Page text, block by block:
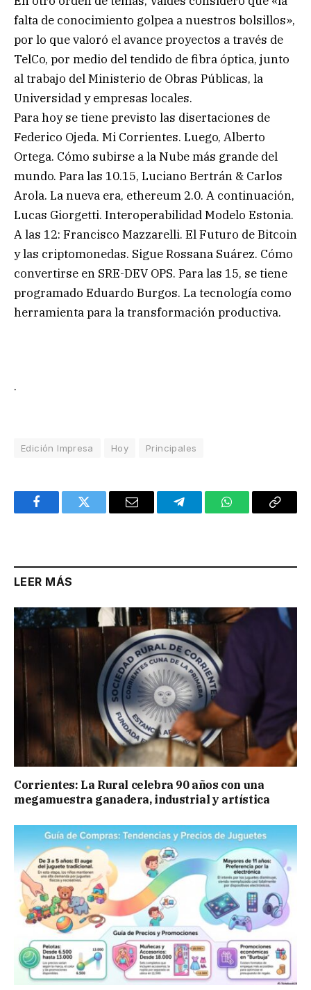
falta de conocimiento golpea a nuestros bolsillos»,
por lo que valoró el avance proyectos a través de
TelCo, por medio del tendido de fibra óptica, junto
al trabajo del Ministerio de Obras Públicas, la
Universidad y empresas locales.
Para hoy se tiene previsto las disertaciones de
Federico Ojeda. Mi Corrientes. Luego, Alberto
Ortega. Cómo subirse a la Nube más grande del
mundo. Para las 10.15, Luciano Bertrán & Carlos
Arola. La nueva era, ethereum 2.0. A continuación,
Lucas Giorgetti. Interoperabilidad Modelo Estonia.
A las 12: Francisco Mazzarelli. El Futuro de Bitcoin
y las criptomonedas. Sigue Rossana Suárez. Cómo
convertirse en SRE-DEV OPS. Para las 15, se tiene
programado Eduardo Burgos. La tecnología como
herramienta para la transformación productiva.
.
Edición Impresa Hoy Principales
FacebookTwitter Email TelegramWhatsAppCopy
LEER MÁS
Corrientes: La Rural celebra 90 años con una
megamuestra ganadera, industrial y artística